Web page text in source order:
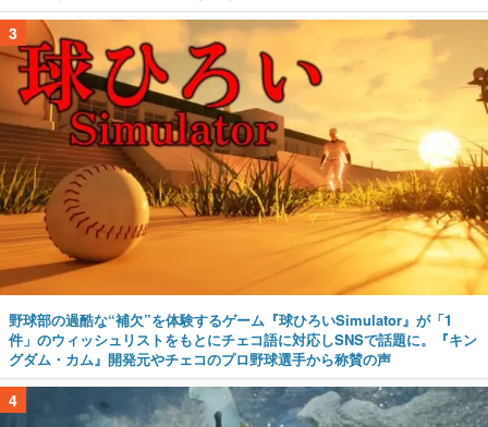
3
野球部の過酷な“補欠”を体験するゲーム『球ひろいSimulator』が「1
件」のウィッシュリストをもとにチェコ語に対応しSNSで話題に。『キン
グダム・カム』開発元やチェコのプロ野球選手から称賛の声
4